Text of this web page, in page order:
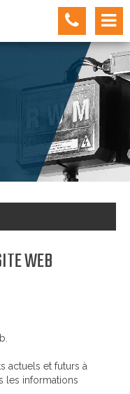
WEB
actuels et futurs à
les informations